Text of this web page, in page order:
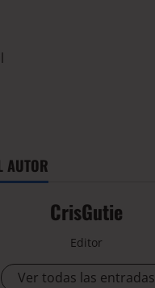
AUTOR
CrisGutie
Editor
Ver todas las entradas